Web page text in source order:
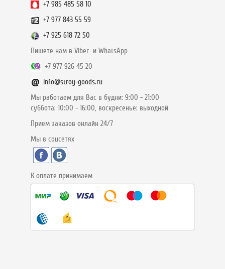
+7 985 485 58 10
+7 977 843 55 59
+7 925 618 72 50
Пишете нам в Viber и WhatsApp
+7 977 926 45 20
info@stroy-goods.ru
Мы работаем для Вас в будни: 9:00 - 21:00
суббота: 10:00 - 16:00, воскресенье: выходной
Прием заказов онлайн 24/7
Мы в соцсетях
К оплате принимаем